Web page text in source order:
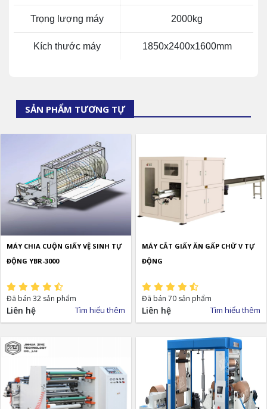
Trọng lượng máy 2000kg
Kích thước máy 1850x2400x1600mm
SẢN PHẨM TƯƠNG TỰ
MÁY CHIA CUỘN GIẤY VỆ SINH TỰ
ĐỘNG YBR-3000
Đã bán 32 sản phẩm
Liên hệ Tìm hiểu thêm
MÁY CẮT GIẤY ĂN GẤP CHỮ V TỰ
ĐỘNG
Đã bán 70 sản phẩm
Liên hệ Tìm hiểu thêm